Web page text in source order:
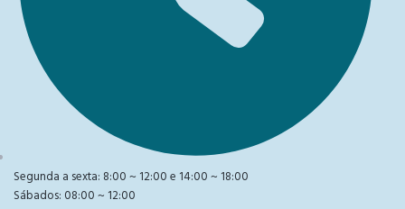
Segunda a sexta: 8:00 ~ 12:00 e 14:00 ~ 18:00
Sábados: 08:00 ~ 12:00